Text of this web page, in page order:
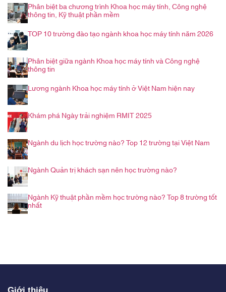
Phân biệt ba chương trình Khoa học máy tính, Công nghệ
thông tin, Kỹ thuật phần mềm
TOP 10 trường đào tạo ngành khoa học máy tính năm 2026
Phân biệt giữa ngành Khoa học máy tính và Công nghệ
thông tin
Lương ngành Khoa học máy tính ở Việt Nam hiện nay
Khám phá Ngày trải nghiệm RMIT 2025
Ngành du lịch học trường nào? Top 12 trường tại Việt Nam
Ngành Quản trị khách sạn nên học trường nào?
Ngành Kỹ thuật phần mềm học trường nào? Top 8 trường tốt
nhất